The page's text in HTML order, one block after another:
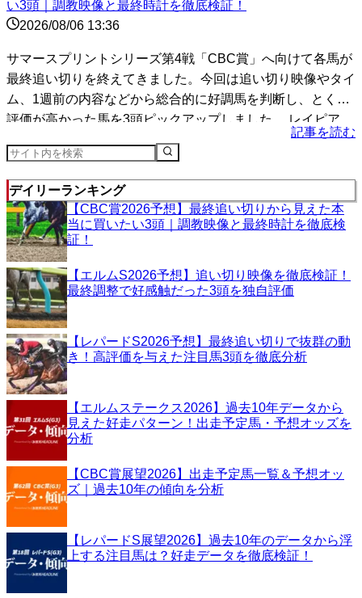
い3頭｜調教映像と最終時計を徹底検証！
2026/08/06 13:36
サマースプリントシリーズ第4戦「CBC賞」へ向けて各馬が
最終追い切りを終えてきました。今回は追い切り映像やタイ
ム、1週前の内容などから総合的に好調馬を判断し、とくに
評価が高かった馬を3頭ピックアップしました。 レイピア
記事を読む
デイリーランキング
【CBC賞2026予想】最終追い切りから見えた本
当に買いたい3頭｜調教映像と最終時計を徹底検
証！
【エルムS2026予想】追い切り映像を徹底検証！
最終調整で好感触だった3頭を独自評価
【レパードS2026予想】最終追い切りで抜群の動
き！高評価を与えた注目馬3頭を徹底分析
【エルムステークス2026】過去10年データから
見えた好走パターン！出走予定馬・予想オッズを
分析
【CBC賞展望2026】出走予定馬一覧＆予想オッ
ズ｜過去10年の傾向を分析
【レパードS展望2026】過去10年のデータから浮
上する注目馬は？好走データを徹底検証！